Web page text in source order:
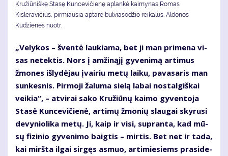
Kružiūniškę Stasę Kuncevičienę aplankė kaimynas Romas
Kisleravičius, pirmiausia aptarė bulviasodžio reikalus. Aldonos
Kudzienes nuotr.
„Ve­ly­kos – šven­tė lau­kia­ma, bet ji man pri­me­na vi­
sas ne­tek­tis. Nors į am­ži­ną­jį gy­ve­ni­mą ar­ti­mus
žmo­nes iš­ly­dė­jau įvai­riu me­tų lai­ku, pa­va­sa­ris man
sun­kes­nis. Pir­mo­ji ža­lu­ma sie­lą la­bai nos­tal­giš­kai
vei­kia“, – at­vi­rai sa­ko Kru­žiū­nų kai­mo gy­ven­to­ja
Sta­sė Kun­ce­vi­čie­nė, ar­ti­mų žmo­nių slau­gai sky­ru­si
de­vy­nio­li­ka me­tų. Ji, kaip ir vi­si, su­pran­ta, kad mū­
sų fi­zi­nio gy­ve­ni­mo baig­tis – mir­tis. Bet net ir ta­da,
kai mirš­ta il­gai sir­gęs as­muo, ar­ti­mie­siems pra­si­de­